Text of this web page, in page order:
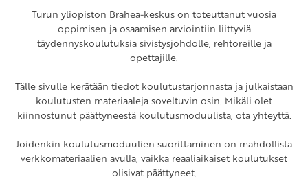
Turun yliopiston Brahea-keskus on toteuttanut vuosia
oppimisen ja osaamisen arviointiin liittyviä
täydennyskoulutuksia sivistysjohdolle, rehtoreille ja
opettajille.
Tälle sivulle kerätään tiedot koulutustarjonnasta ja julkaistaan
koulutusten materiaaleja soveltuvin osin. Mikäli olet
kiinnostunut päättyneestä koulutusmoduulista, ota yhteyttä.
Joidenkin koulutusmoduulien suorittaminen on mahdollista
verkkomateriaalien avulla, vaikka reaaliaikaiset koulutukset
olisivat päättyneet.